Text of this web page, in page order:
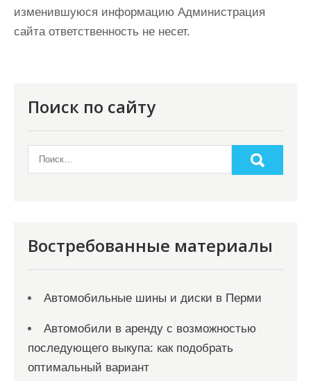
изменившуюся информацию Администрация
сайта ответственность не несет.
Поиск по сайту
Востребованные материалы
Автомобильные шины и диски в Перми
Автомобили в аренду с возможностью
последующего выкупа: как подобрать
оптимальный вариант